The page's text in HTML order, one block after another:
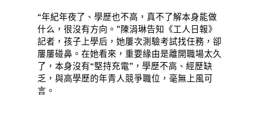
“年紀年夜了、學歷也不高，真不了解本身能做
什么，很沒有方向。”陳涓琳告知《工人日報》
記者，孩子上學后，她屢次測驗考試找任務，卻
屢屢碰鼻。在她看來，重要緣由是離開職場太久
了，本身沒有“堅持充電”，學歷不高、經歷缺
乏，與高學歷的年青人競爭職位，毫無上風可
言。